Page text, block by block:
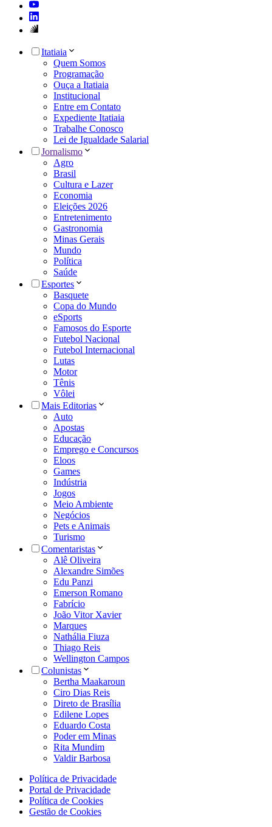
Itatiaia
Quem Somos
Programação
Ouça a Itatiaia
Institucional
Entre em Contato
Expediente Itatiaia
Trabalhe Conosco
Lei de Igualdade Salarial
Jornalismo
Agro
Brasil
Cultura e Lazer
Economia
Eleições 2026
Entretenimento
Gastronomia
Minas Gerais
Mundo
Política
Saúde
Esportes
Basquete
Copa do Mundo
eSports
Famosos do Esporte
Futebol Nacional
Futebol Internacional
Lutas
Motor
Tênis
Vôlei
Mais Editorias
Auto
Apostas
Educação
Emprego e Concursos
Eloos
Games
Indústria
Jogos
Meio Ambiente
Negócios
Pets e Animais
Turismo
Comentaristas
Alê Oliveira
Alexandre Simões
Edu Panzi
Emerson Romano
Fabrício
João Vitor Xavier
Marques
Nathália Fiuza
Thiago Reis
Wellington Campos
Colunistas
Bertha Maakaroun
Ciro Dias Reis
Direto de Brasília
Edilene Lopes
Eduardo Costa
Poder em Minas
Rita Mundim
Valdir Barbosa
Política de Privacidade
Portal de Privacidade
Política de Cookies
Gestão de Cookies